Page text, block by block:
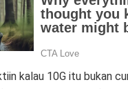
kalau 10G itu bukan